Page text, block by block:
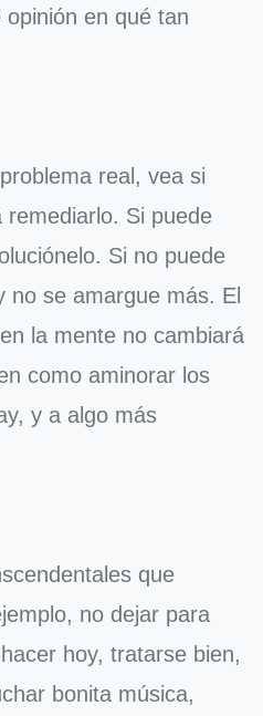
opinión en qué tan
real, vea si
remediarlo. Si puede
Si no puede
no se amargue más. El
la mente no cambiará
como aminorar los
y a algo más
que
no dejar para
hoy, tratarse bien,
bonita música,